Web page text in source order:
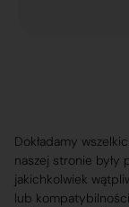
Dokładamy
naszej stronie były
jakichkolwiek
lub